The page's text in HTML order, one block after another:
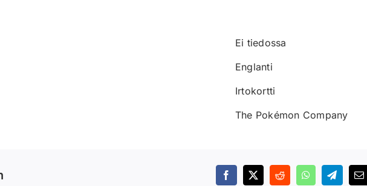
Ei tiedossa
Englanti
Irtokortti
The Pokémon Company